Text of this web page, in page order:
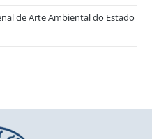
de Arte Ambiental do Estado